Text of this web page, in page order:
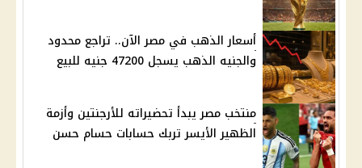
أسعار الذهب في مصر الآن.. تراجع محدود
والجنيه الذهب يسجل 47200 جنيه للبيع
منتخب مصر يبدأ تحضيراته للأرجنتين وأزمة
الظهير الأيسر تربك حسابات حسام حسن